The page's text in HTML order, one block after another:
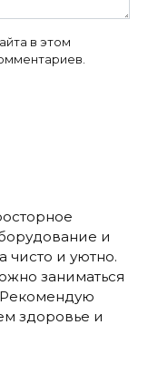
в этом
и
чисто и уютно.
заниматься
Рекомендую
здоровье и